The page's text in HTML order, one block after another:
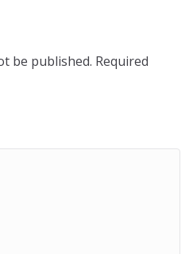
be published. Required